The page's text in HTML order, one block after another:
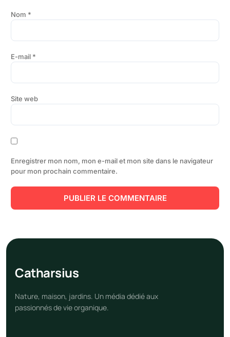
Nom *
E-mail *
Site web
Enregistrer mon nom, mon e-mail et mon site dans le navigateur
pour mon prochain commentaire.
Catharsius
Nature, maison, jardins. Un média dédié aux
passionnés de vie organique.